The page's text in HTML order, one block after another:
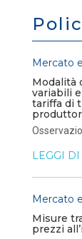
Mercato
Modalità
variabili
tariffa di
LEGGI
Mercato
Misure
prezzi